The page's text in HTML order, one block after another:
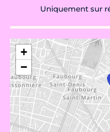
Uniquement sur
+
−